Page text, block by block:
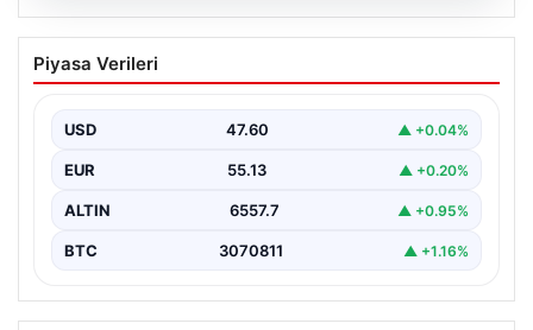
05.08.2026
Torreira’ya saldırmıştı! O kişi için
istenen ceza belli oldu
İstenilen Ceza Belli Oldu", "content": "İstanbul'da
gerçekleşen…
Piyasa Verileri
USD 47.60 ▲ +0.04%
EUR 55.13 ▲ +0.20%
ALTIN 6557.7 ▲ +0.95%
BTC 3070811 ▲ +1.16%